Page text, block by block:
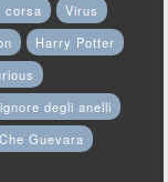
corsa
Virus
Harry Potter
degli anelli
Che Guevara